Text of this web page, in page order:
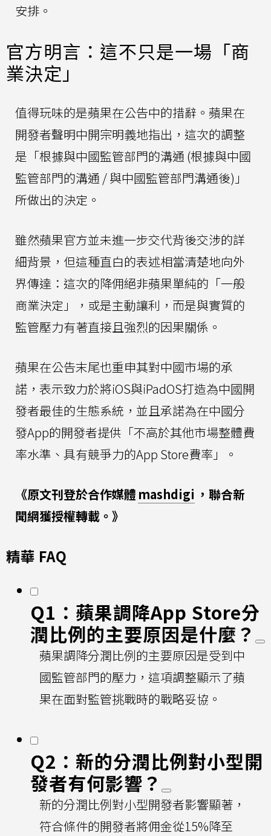
安排。
官方明言：這不只是一場「商
業決定」
值得玩味的是蘋果在公告中的措辭。蘋果在
開發者聲明中開宗明義地指出，這次的調整
是「根據與中國監管部門的溝通 (根據與中國
監管部門的溝通 / 與中國監管部門溝通後)」
所做出的決定。
雖然蘋果官方並未進一步交代背後交涉的詳
細背景，但這種直白的表述相當清楚地向外
界傳達：這次的降佣絕非蘋果單純的「一般
商業決定」，或是主動讓利，而是與實質的
監管壓力有著直接且強烈的因果關係。
蘋果在公告末尾也重申其對中國市場的承
諾，表示致力於將iOS與iPadOS打造為中國開
發者最佳的生態系統，並且承諾為在中國分
發App的開發者提供「不高於其他市場整體費
率水準、具有競爭力的App Store費率」。
《原文刊登於合作媒體 mashdigi ，聯合新
聞網獲授權轉載。》
精華 FAQ
Q1：蘋果調降App Store分
潤比例的主要原因是什麼？
蘋果調降分潤比例的主要原因是受到中
國監管部門的壓力，這項調整顯示了蘋
果在面對監管挑戰時的戰略妥協。
Q2：新的分潤比例對小型開
發者有何影響？
新的分潤比例對小型開發者影響顯著，
符合條件的開發者將佣金從15%降至